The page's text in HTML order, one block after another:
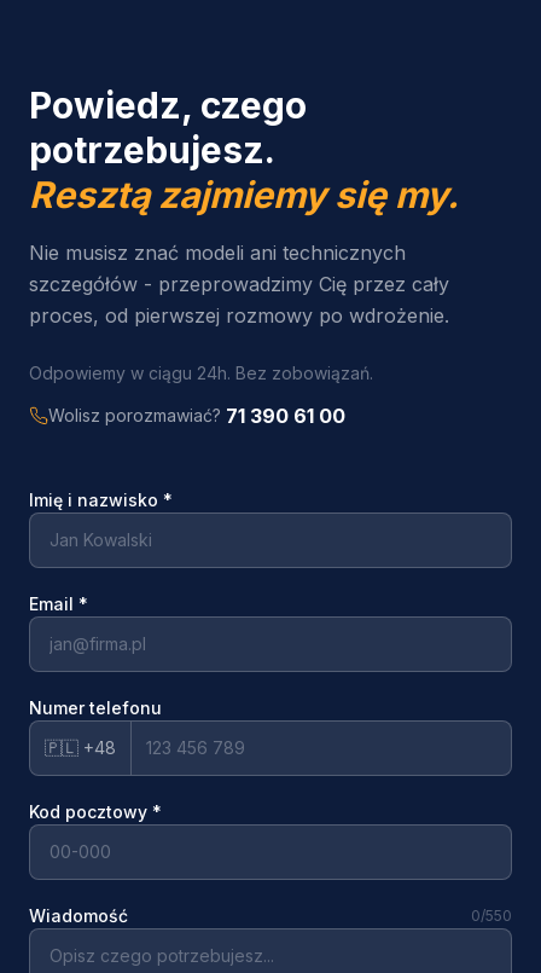
Powiedz, czego
potrzebujesz.
Resztą zajmiemy się my.
Nie musisz znać modeli ani technicznych
szczegółów - przeprowadzimy Cię przez cały
proces, od pierwszej rozmowy po wdrożenie.
Odpowiemy w ciągu 24h. Bez zobowiązań.
Wolisz porozmawiać? 71 390 61 00
Imię i nazwisko *
Email *
Numer telefonu
🇵🇱 +48
Kod pocztowy *
Wiadomość 0/550